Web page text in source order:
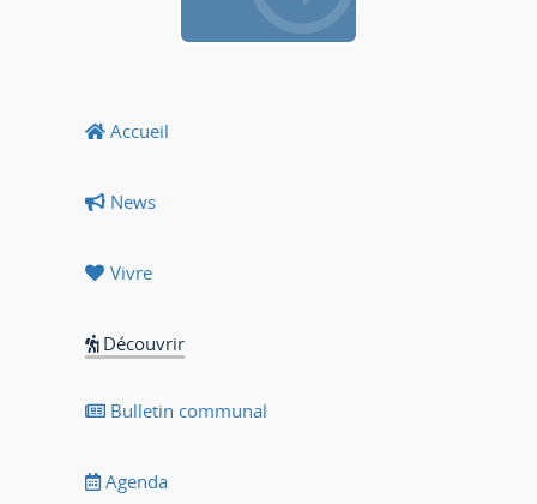
Accueil
News
Vivre
Découvrir
Bulletin communal
Agenda